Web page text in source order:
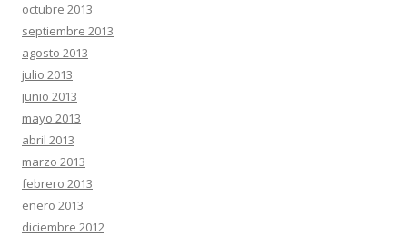
octubre 2013
septiembre 2013
agosto 2013
julio 2013
junio 2013
mayo 2013
abril 2013
marzo 2013
febrero 2013
enero 2013
diciembre 2012